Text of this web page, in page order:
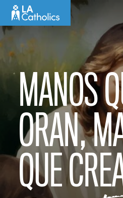
content
MANOS
ORAN,
QUE